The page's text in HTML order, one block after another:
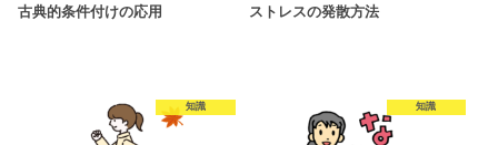
古典的条件付けの応用
ストレスの発散方法
知識 知識